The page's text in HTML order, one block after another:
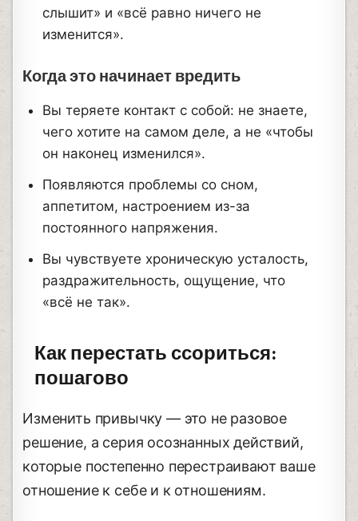
слышит» и «всё равно ничего не
изменится».
Когда это начинает вредить
Вы теряете контакт с собой: не знаете,
чего хотите на самом деле, а не «чтобы
он наконец изменился».
Появляются проблемы со сном,
аппетитом, настроением из-за
постоянного напряжения.
Вы чувствуете хроническую усталость,
раздражительность, ощущение, что
«всё не так».
Как перестать ссориться:
пошагово
Изменить привычку — это не разовое
решение, а серия осознанных действий,
которые постепенно перестраивают ваше
отношение к себе и к отношениям.